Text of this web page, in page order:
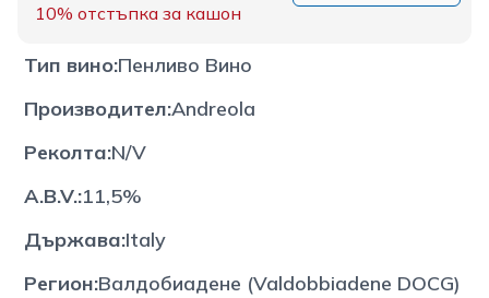
10% отстъпка за кашон
Тип вино:Пенливо Вино
Производител:Andreola
Реколта:N/V
A.B.V.:11,5%
Държава:Italy
Регион:Валдобиадене (Valdobbiadene DOCG)